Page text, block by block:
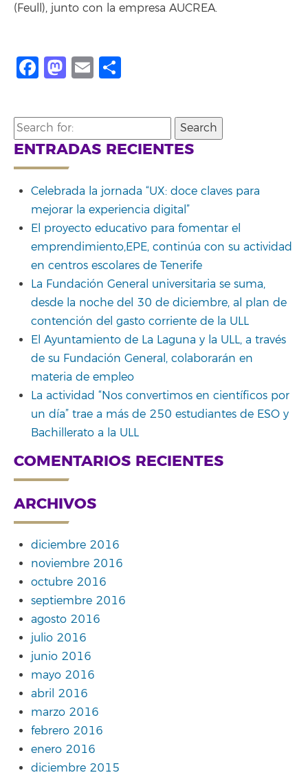
(Feull), junto con la empresa AUCREA.
Facebook
Mastodon
Email
Search
for:
ENTRADAS RECIENTES
Celebrada la jornada “UX: doce claves para
mejorar la experiencia digital”
El proyecto educativo para fomentar el
emprendimiento,EPE, continúa con su actividad
en centros escolares de Tenerife
La Fundación General universitaria se suma,
desde la noche del 30 de diciembre, al plan de
contención del gasto corriente de la ULL
El Ayuntamiento de La Laguna y la ULL, a través
de su Fundación General, colaborarán en
materia de empleo
La actividad “Nos convertimos en científicos por
un día” trae a más de 250 estudiantes de ESO y
Bachillerato a la ULL
COMENTARIOS RECIENTES
ARCHIVOS
diciembre 2016
noviembre 2016
octubre 2016
septiembre 2016
agosto 2016
julio 2016
junio 2016
mayo 2016
abril 2016
marzo 2016
febrero 2016
enero 2016
diciembre 2015